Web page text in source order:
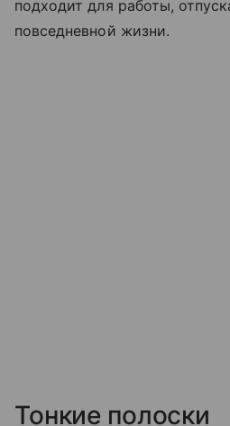
подходит для работы,
повседневной жизни.
Тонкие полоски